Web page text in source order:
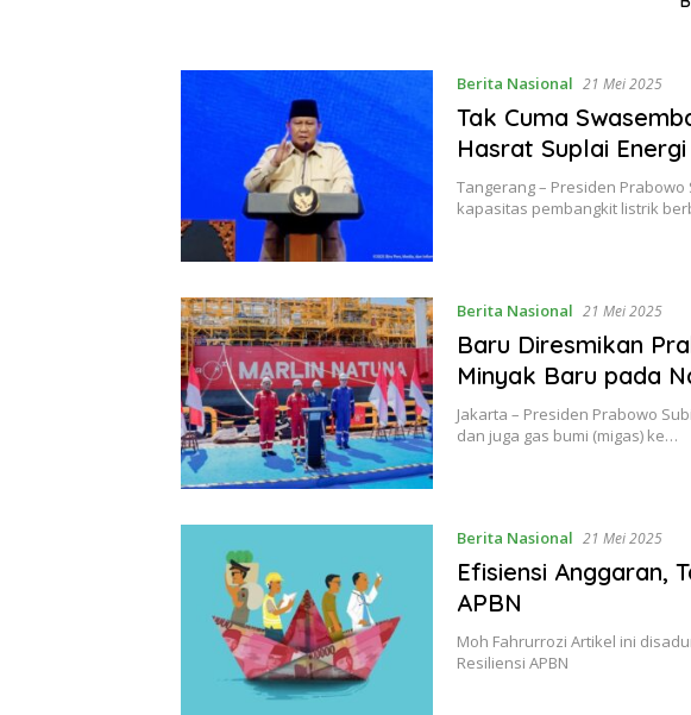
Berita Nasional 21 Mei 2025
Tak Cuma
Hasrat Suplai
Tangerang – Presiden
kapasitas pembangkit listrik
Berita Nasional 21 Mei 2025
Baru Diresmikan
Minyak Baru pada
Jakarta – Presiden Prabowo
dan juga gas bumi (migas) ke…
Berita Nasional 21 Mei 2025
Efisiensi Anggaran,
APBN
Moh Fahrurrozi Artikel ini
Resiliensi APBN